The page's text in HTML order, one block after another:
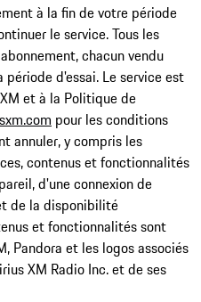
à la fin de votre période
le service. Tous les
chacun vendu
d'essai. Le service est
et à la Politique de
pour les conditions
annuler, y compris les
contenus et fonctionnalités
d'une connexion de
de la disponibilité
et fonctionnalités sont
Pandora et les logos associés
XM Radio Inc. et de ses